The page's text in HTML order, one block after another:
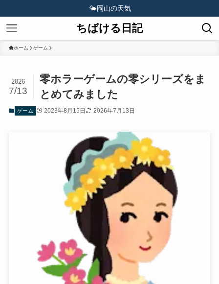
🌤️岡山の天気
ちばける日記
ホーム ゲーム
零ホラーゲームの零シリーズをま
とめてみました
2026
7/13
ゲーム 2023年8月15日 2026年7月13日